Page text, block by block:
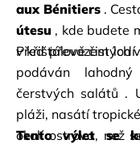
aux Bénitiers .
útesu , kde budete
v křišťálově čistých
Před převozem
podáván lahodný
čerstvých salátů .
pláži, nasátí
okolí ostrova, než
Tento výlet se